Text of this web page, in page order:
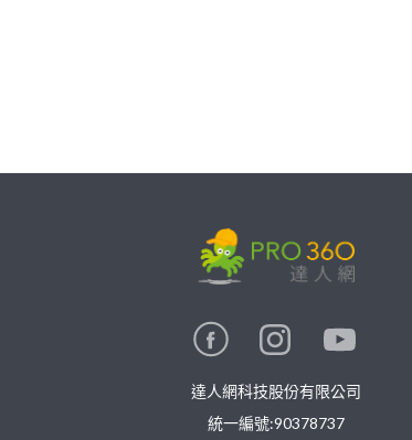
達人網科技股份有限公司
統一編號:90378737